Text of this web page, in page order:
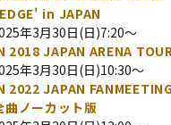
in JAPAN
年3月30日(日)7:20～
2018 JAPAN ARENA
年3月30日(日)10:30～
2022 JAPAN
ノーカット版